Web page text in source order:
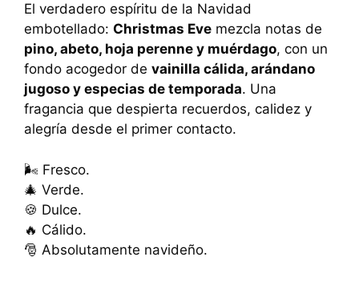
El verdadero espíritu de la Navidad
embotellado: Christmas Eve mezcla notas de
pino, abeto, hoja perenne y muérdago, con un
fondo acogedor de vainilla cálida, arándano
jugoso y especias de temporada. Una
fragancia que despierta recuerdos, calidez y
alegría desde el primer contacto.
🌬️ Fresco.
🎄 Verde.
🍪 Dulce.
🔥 Cálido.
🎅 Absolutamente navideño.